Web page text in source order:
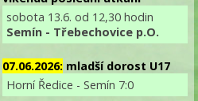
sobota 13.6. od 12,30 hodin
Semín - Třebechovice p.O.
07.06.2026: mladší dorost U17
Horní Ředice - Semín 7:0